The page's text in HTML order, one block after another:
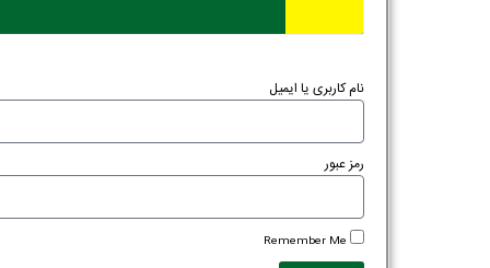
نام کاربری یا ایمیل
رمز عبور
Remember Me